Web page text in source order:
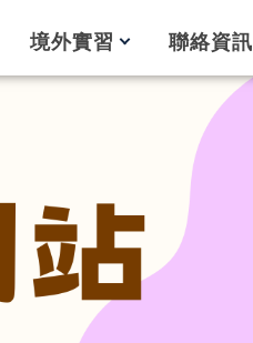
境外實習 聯絡資訊